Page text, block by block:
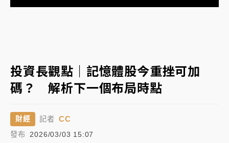
至2個月低
「白海豚」雨炸新北！通報109件災情 侯友宜揭這類災
白海豚挾豪雨狂炸新北！時雨量破百毫米 水塔、雨棚
砸落毀車
投資長觀點｜記憶體股今重挫可加
碼？ 解析下一個布局時點
財經 記者 CC
發布 2026/03/03 15:07